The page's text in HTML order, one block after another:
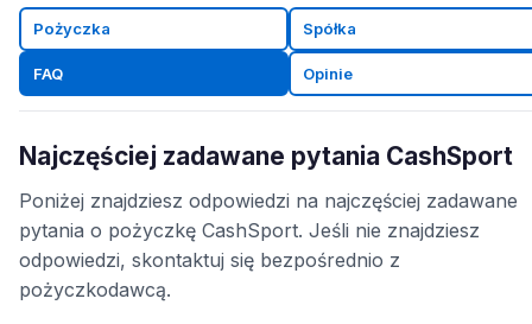
Pożyczka Spółka
FAQ Opinie
Najczęściej zadawane pytania CashSport
Poniżej znajdziesz odpowiedzi na najczęściej zadawane
pytania o pożyczkę CashSport. Jeśli nie znajdziesz
odpowiedzi, skontaktuj się bezpośrednio z
pożyczkodawcą.